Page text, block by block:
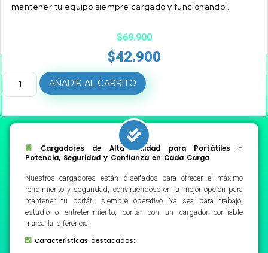
mantener tu equipo siempre cargado y funcionando!.
$69.900
$42.900
AÑADIR AL CARRITO
Cargadores de Alta Calidad para Portátiles –
Potencia, Seguridad y Confianza en Cada Carga
Nuestros cargadores están diseñados para ofrecer el máximo
rendimiento y seguridad, convirtiéndose en la mejor opción para
mantener tu portátil siempre operativo. Ya sea para trabajo,
estudio o entretenimiento, contar con un cargador confiable
marca la diferencia.
Características destacadas: